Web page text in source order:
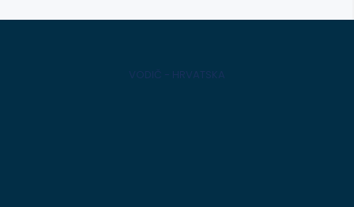
VODIČ - HRVATSKA